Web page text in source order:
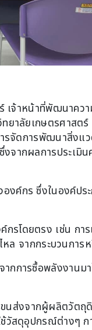
เจ้าหน้าที่พัฒนาคว
าลัยเกษตรศาสตร์
รจัดการพัฒนาสิ่งแ
จากผลการประเมิ
ค์กร ซึ่งในองค์ปร
โดยตรง เช่น การ
หล จากกระบวนกา
การซื้อพลังงานมา
นส่งจากผู้ผลิตวัตถุ
ช้วัสดุอุปกรณ์ต่างๆ